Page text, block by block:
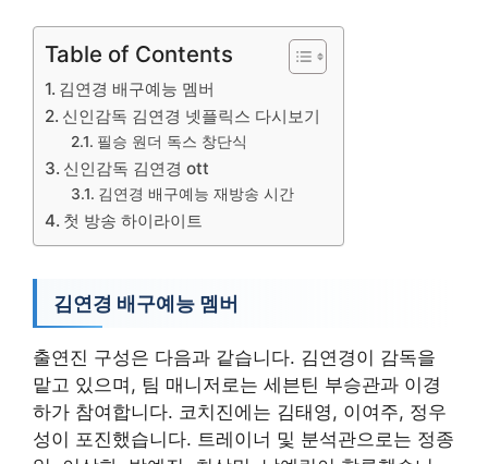
Table of Contents
김연경 배구예능 멤버
신인감독 김연경 넷플릭스 다시보기
필승 원더 독스 창단식
신인감독 김연경 ott
김연경 배구예능 재방송 시간
첫 방송 하이라이트
김연경 배구예능 멤버
출연진 구성은 다음과 같습니다. 김연경이 감독을
맡고 있으며, 팀 매니저로는 세븐틴 부승관과 이경
하가 참여합니다. 코치진에는 김태영, 이여주, 정우
성이 포진했습니다. 트레이너 및 분석관으로는 정종